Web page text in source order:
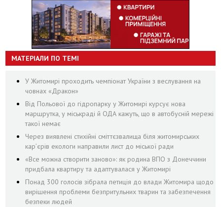
МАТЕРІАЛИ ПО ТЕМІ
У Житомирі проходить чемпіонат України з веслування на
човнах «Дракон»
Від Польової до гідропарку у Житомирі курсує нова
маршрутка, у міськраді й ОДА кажуть, що в автобусній мережі
такої немає
Через виявлені стихійні сміттєзвалища біля житомирських
кар’єрів екологи направили лист до міської ради
«Все можна створити заново»: як родина ВПО з Донеччини
придбала квартиру та адаптувалася у Житомирі
Понад 300 голосів зібрала петиція до влади Житомира щодо
вирішення проблеми безпритульних тварин та забезпечення
безпеки людей